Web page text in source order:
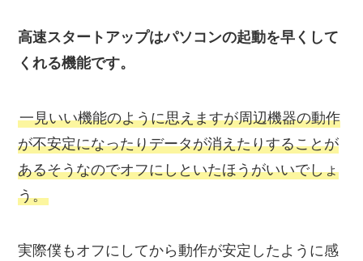
高速スタートアップはパソコンの起動を早くして
くれる機能です。
一見いい機能のように思えますが周辺機器の動作
が不安定になったりデータが消えたりすることが
あるそうなのでオフにしといたほうがいいでしょ
う。
実際僕もオフにしてから動作が安定したように感